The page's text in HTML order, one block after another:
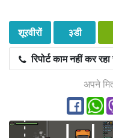
शूरवीरों ३डी
रिपोर्ट काम नहीं कर
अपने